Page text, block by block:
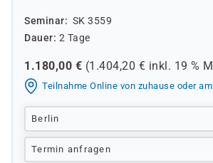
Seminar
SK 3559
Dauer 2 Tage
1.180,00 € (1.404,20 € inkl. 19 %
Teilnahme Online von zuhause oder
Berlin
Termin anfragen